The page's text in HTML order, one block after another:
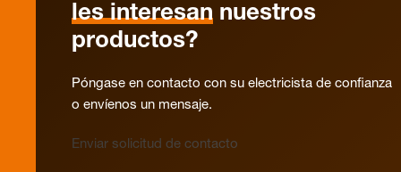
les interesan nuestros
productos?
Póngase en contacto con su electricista de confianza
o envíenos un mensaje.
Enviar solicitud de contacto